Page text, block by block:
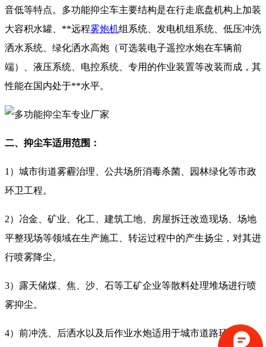
音低等特点。多功能抑尘车主要结构是在行走底盘机构上加装
大容积水罐、**远程雾炮机组系统、发电机组系统、低压冲洗
洒水系统、绿化洒水高炮（可选装电子遥控水炮在车辆前
端）、液压系统、电控系统、专用的作业装置等改装而成，其
性能在国内处于**水平。
二、抑尘车适用范围：
1）城市街道雾霾治理、公共场所消毒杀菌、园林绿化等市政
环卫工程。
2）冶金、矿业、化工、建筑工地、房屋拆迁改造现场、场地
平整现场等领域在生产施工、转运过程中的产生扬尘，对其进
行喷雾降尘。
3）露天储煤、焦、沙、石等工矿企业等散料处理堆场进行喷
雾抑尘。
4）前冲洗、后洒水以及后作业水炮适用于城市道路环保降